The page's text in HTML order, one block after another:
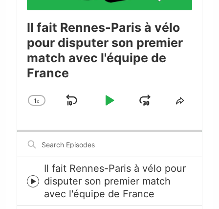
Il fait Rennes-Paris à vélo
pour disputer son premier
match avec l'équipe de
France
Change
1x
Skip
Play
JumpShare
Search
Episodes
Episode
play
icon
Il fait Rennes-Paris à vélo pour
disputer son premier match
avec l'équipe de France